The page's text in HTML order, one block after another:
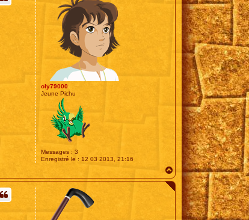
oly79000
Jeune Pichu
Messages : 3
Enregistré le : 12 03 2013, 21:16
a
u